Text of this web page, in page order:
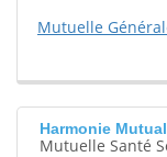
Mutuelle
Harmonie
Mutuelle Santé